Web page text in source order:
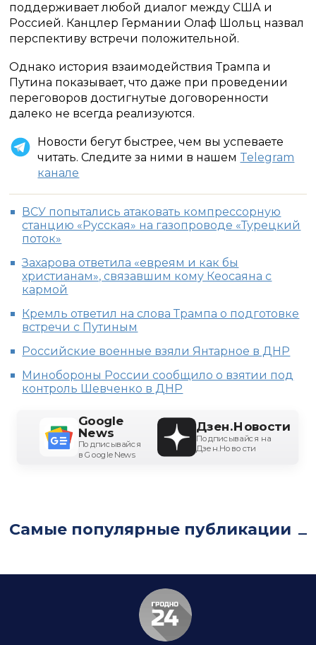
поддерживает любой диалог между США и
Россией. Канцлер Германии Олаф Шольц назвал
перспективу встречи положительной.
Однако история взаимодействия Трампа и
Путина показывает, что даже при проведении
переговоров достигнутые договоренности
далеко не всегда реализуются.
Новости бегут быстрее, чем вы успеваете
читать. Следите за ними в нашем Telegram
канале
ВСУ попытались атаковать компрессорную
станцию «Русская» на газопроводе «Турецкий
поток»
Захарова ответила «евреям и как бы
христианам», связавшим кому Кеосаяна с
кармой
Кремль ответил на слова Трампа о подготовке
встречи с Путиным
Российские военные взяли Янтарное в ДНР
Минобороны России сообщило о взятии под
контроль Шевченко в ДНР
Google
News
Подписывайся
в Google News
Дзен.Новости
Подписывайся на
Дзен.Новости
Самые популярные публикации